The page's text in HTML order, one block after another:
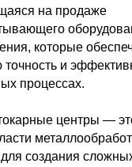
на продаже
которые
точность и
процессах.
центры —
создания